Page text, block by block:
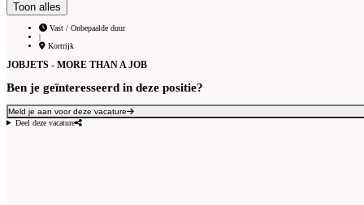
Toon alles
Vast / Onbepaalde duur
Kortrijk
JOBJETS - MORE THAN A JOB
Ben je geïnteresseerd in deze positie?
Meld je aan voor deze vacature
Deel deze vacature